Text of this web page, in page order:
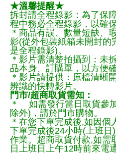
★溫馨提醒★
拆封請全程錄影：為了保
程中務必全程錄影，以確
＊商品有誤、數量短缺、
影(從外包裝紙箱未開封的
是全程錄影)。
＊影片需清楚拍攝到：未
品本身、訂購單，以方便確
＊影片請提供：原檔清晰
辨識的快轉影片。
門市/超商取貨需知：
＊ 如需發行當日取貨參
除外)，請於門市購物。
＊在您下單完成後,如因
下單完成後24小時(上班
作業。超商取貨付款,如需
日上班日上午12時前來電